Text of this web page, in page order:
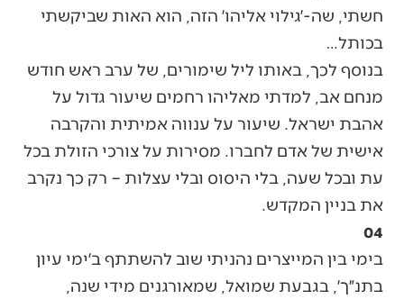
חשתי, שה-׳גילוי אליהו׳ הזה, הוא האות שביקשתי
בכותל…
בנוסף לכך, באותו ליל שימורים, של ערב ראש חודש
מנחם אב, למדתי מאליהו רחמים שיעור גדול על
אהבת ישראל. שיעור על ענווה אמיתית והקרבה
אישית של אדם לחברו. מסירות על צורכי הזולת בכל
עת ובכל שעה, בלי היסוס ובלי עצלות – רק כך נקרב
את בניין המקדש.
04
בימי בין המייצרים נהניתי שוב להשתתף ב׳ימי עיון
בתנ״ך׳, בגבעת שמואל, שמאורגנים מידי שנה,